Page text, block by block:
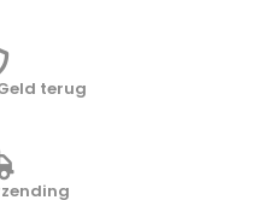
terug